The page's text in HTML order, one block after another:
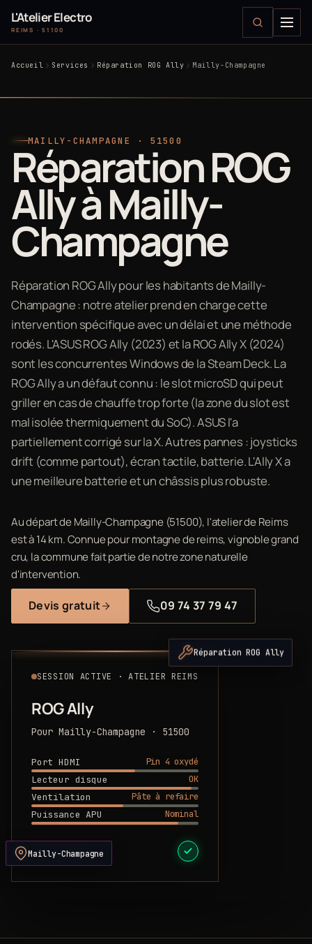
L'Atelier Electro
REIMS · 51100
Accueil Services Réparation ROG Ally Mailly-Champagne
MAILLY-CHAMPAGNE · 51500
Réparation ROG
Ally à Mailly-
Champagne
Réparation ROG Ally pour les habitants de Mailly-
Champagne : notre atelier prend en charge cette
intervention spécifique avec un délai et une méthode
rodés. L'ASUS ROG Ally (2023) et la ROG Ally X (2024)
sont les concurrentes Windows de la Steam Deck. La
ROG Ally a un défaut connu : le slot microSD qui peut
griller en cas de chauffe trop forte (la zone du slot est
mal isolée thermiquement du SoC). ASUS l'a
partiellement corrigé sur la X. Autres pannes : joysticks
drift (comme partout), écran tactile, batterie. L'Ally X a
une meilleure batterie et un châssis plus robuste.
Au départ de Mailly-Champagne (51500), l'atelier de Reims
est à 14 km. Connue pour montagne de reims, vignoble grand
cru, la commune fait partie de notre zone naturelle
d'intervention.
Devis gratuit 09 74 37 79 47
SESSION ACTIVE · ATELIER REIMS
ROG Ally
Pour Mailly-Champagne · 51500
Port HDMI
Pin 4 oxydé
Lecteur disque
OK
Ventilation
Pâte à refaire
Puissance APU
Nominal
DEVIS PRÊT
Réparation ROG Ally
Mailly-Champagne